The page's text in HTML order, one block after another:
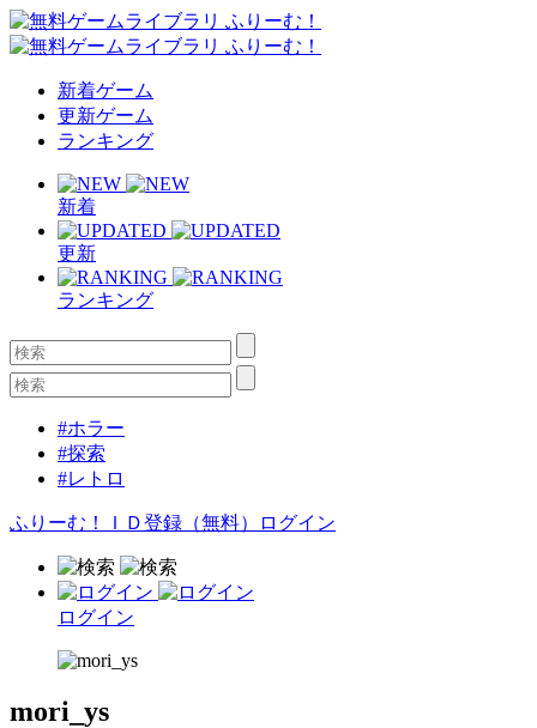
新着ゲーム
更新ゲーム
ランキング
新着
更新
ランキング
#ホラー
#探索
#レトロ
ふりーむ！ＩＤ登録（無料） ログイン
ログイン
mori_ys